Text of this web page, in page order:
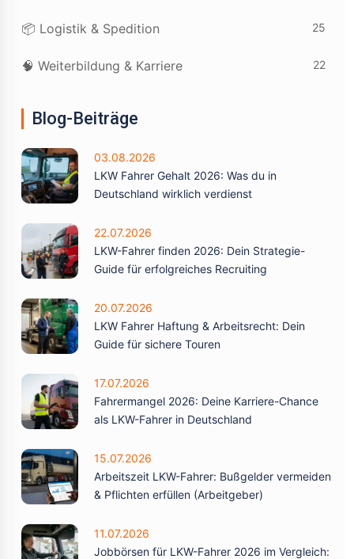
📦 Logistik & Spedition 25
🧠 Weiterbildung & Karriere 22
Blog-Beiträge
03.08.2026
LKW Fahrer Gehalt 2026: Was du in
Deutschland wirklich verdienst
22.07.2026
LKW-Fahrer finden 2026: Dein Strategie-
Guide für erfolgreiches Recruiting
20.07.2026
LKW Fahrer Haftung & Arbeitsrecht: Dein
Guide für sichere Touren
17.07.2026
Fahrermangel 2026: Deine Karriere-Chance
als LKW-Fahrer in Deutschland
15.07.2026
Arbeitszeit LKW-Fahrer: Bußgelder vermeiden
& Pflichten erfüllen (Arbeitgeber)
11.07.2026
Jobbörsen für LKW-Fahrer 2026 im Vergleich: